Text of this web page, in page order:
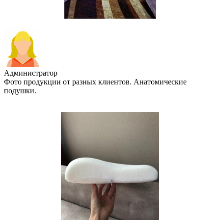
Администратор
Фото продукции от разных клиентов. Анатомические
подушки.